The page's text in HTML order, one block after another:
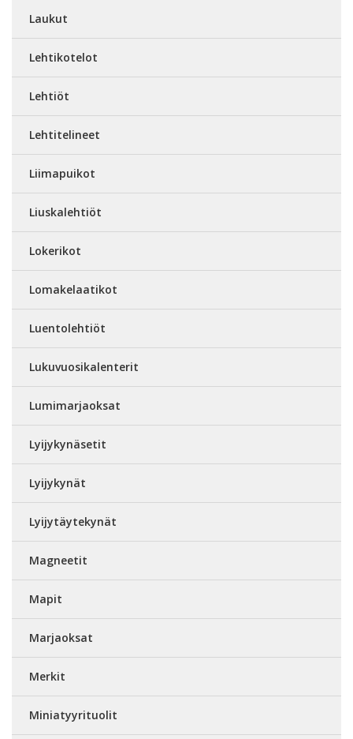
Laukut
Lehtikotelot
Lehtiöt
Lehtitelineet
Liimapuikot
Liuskalehtiöt
Lokerikot
Lomakelaatikot
Luentolehtiöt
Lukuvuosikalenterit
Lumimarjaoksat
Lyijykynäsetit
Lyijykynät
Lyijytäytekynät
Magneetit
Mapit
Marjaoksat
Merkit
Miniatyyrituolit